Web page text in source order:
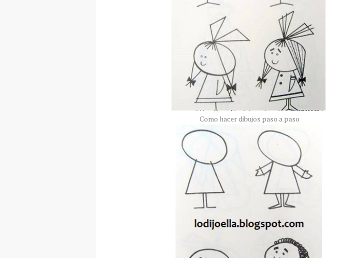
Como hacer dibujos paso a paso